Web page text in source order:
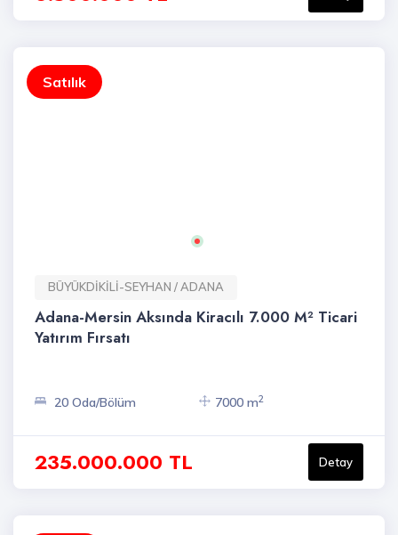
Satılık
BÜYÜKDİKİLİ-SEYHAN / ADANA
Adana-Mersin Aksında Kiracılı 7.000 M² Ticari
Yatırım Fırsatı
20 Oda/Bölüm 7000 m2
235.000.000 TL Detay